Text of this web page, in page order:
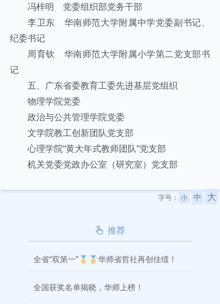
冯梓明 党委组织部党务干部
李卫东 华南师范大学附属中学党委副书记、
纪委书记
周育钦 华南师范大学附属小学第二党支部书
记
五、广东省委教育工委先进基层党组织
物理学院党委
政治与公共管理学院党委
文学院教工创新团队党支部
心理学院“黄大年式教师团队”党支部
机关党委党政办公室（研究室）党支部
字号： 小 中 大
推荐
全省“双第一”🥇🥇华师省哲社再创佳绩！
全国获奖名单揭晓，华师上榜！